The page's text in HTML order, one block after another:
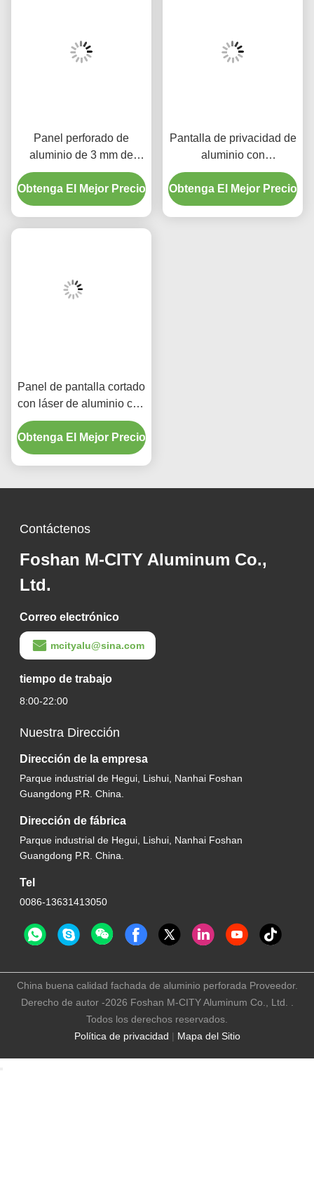
Panel perforado de
aluminio de 3 mm de
espesor con superficie
con recubrimiento en
polvo y colores RAL
Obtenga El Mejor Precio
Pantalla de privacidad de
aluminio con
recubrimiento en polvo
con patrón cortado con
láser en color RAL
Obtenga El Mejor Precio
Panel de pantalla cortado
con láser de aluminio con
recubrimiento en polvo en
colores RAL
personalizados y tamaño
mm para decoración de
Obtenga El Mejor Precio
Contáctenos
Foshan M-CITY Aluminum Co.,
Ltd.
Correo electrónico
mcityalu@sina.com
tiempo de trabajo
8:00-22:00
Nuestra Dirección
Dirección de la empresa
Parque industrial de Hegui, Lishui, Nanhai Foshan
Guangdong P.R. China.
Dirección de fábrica
Parque industrial de Hegui, Lishui, Nanhai Foshan
Guangdong P.R. China.
Tel
0086-13631413050
Política de privacidad | Mapa del Sitio
China buena calidad fachada de aluminio perforada Proveedor.
Derecho de autor -2026 Foshan M-CITY Aluminum Co., Ltd. .
Todos los derechos reservados.